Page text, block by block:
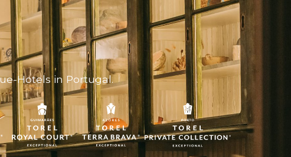
Hotels in Portugal.